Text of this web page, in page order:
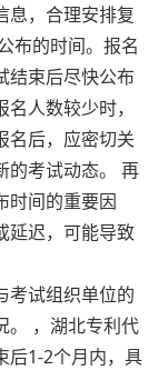
息，合理安排复
布的时间。报名
结束后尽快公布
人数较少时，
名后，应密切关
的考试动态。 再
时间的重要因
延迟，可能导致
考试组织单位的
。 ，湖北专利代
后1-2个月内，具